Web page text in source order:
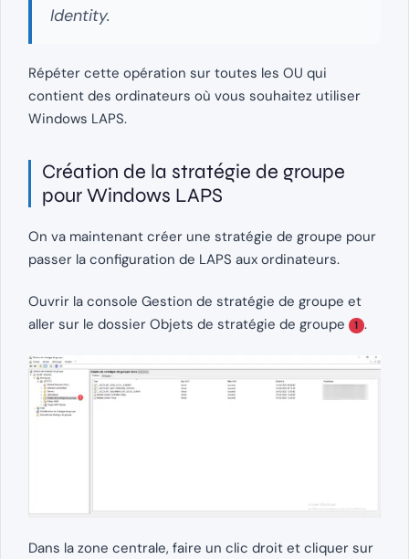
Identity.
Répéter cette opération sur toutes les OU qui
contient des ordinateurs où vous souhaitez utiliser
Windows LAPS.
Création de la stratégie de groupe
pour Windows LAPS
On va maintenant créer une stratégie de groupe pour
passer la configuration de LAPS aux ordinateurs.
Ouvrir la console Gestion de stratégie de groupe et
aller sur le dossier Objets de stratégie de groupe
1 .
Dans la zone centrale, faire un clic droit et cliquer sur